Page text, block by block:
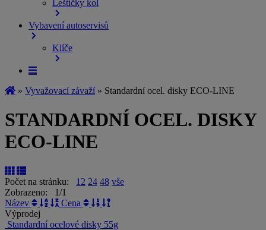
Leštičky kol
Vybavení autoservisů
Klíče
» Vyvažovací závaží » Standardní ocel. disky ECO-LINE
STANDARDNÍ OCEL. DISKY
ECO-LINE
Počet na stránku: 12 24 48 vše
Zobrazeno: 1/1
Název
Cena
Výprodej
Standardní ocelové disky 55g